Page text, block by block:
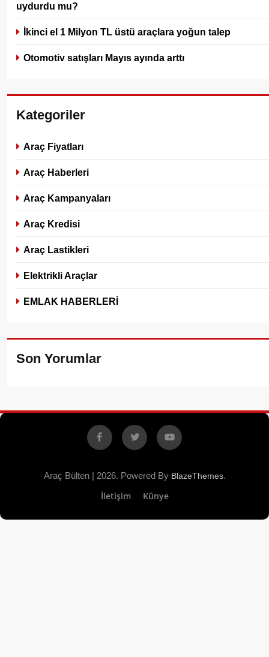
uydurdu mu?
İkinci el 1 Milyon TL üstü araçlara yoğun talep
Otomotiv satışları Mayıs ayında arttı
Kategoriler
Araç Fiyatları
Araç Haberleri
Araç Kampanyaları
Araç Kredisi
Araç Lastikleri
Elektrikli Araçlar
EMLAK HABERLERİ
Son Yorumlar
Facebook
X YouTube
Araç Bülten | 2026. Powered By BlazeThemes.
İletişim Künye